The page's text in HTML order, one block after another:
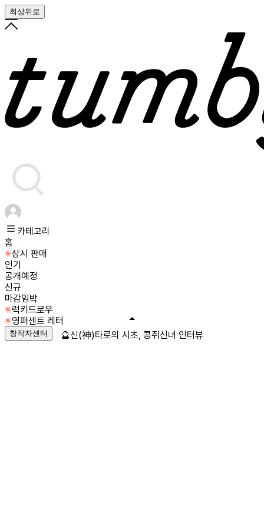
최상위로
카테고리
홈
상시 판매
인기
공개예정
신규
마감임박
럭키드로우
영퍼센트 레터
창작자센터 🔮신(神)타로의 시초, 콩쥐신녀 인터뷰